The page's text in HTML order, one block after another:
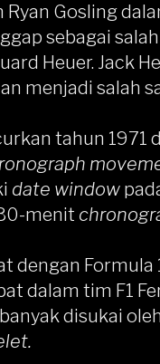
Gosling
sebagai
Heuer. Jack
menjadi salah
tahun 1971
date window
menit
dengan Formula
dalam tim F1
disukai oleh